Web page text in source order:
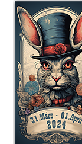
31.März & 01.